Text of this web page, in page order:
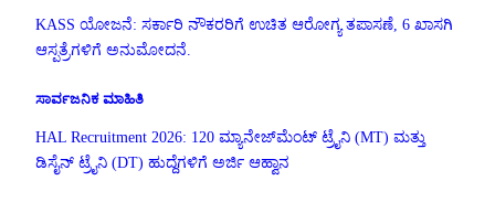
KASS ಯೋಜನೆ: ಸರ್ಕಾರಿ ನೌಕರರಿಗೆ ಉಚಿತ ಆರೋಗ್ಯ ತಪಾಸಣೆ, 6 ಖಾಸಗಿ
ಆಸ್ಪತ್ರೆಗಳಿಗೆ ಅನುಮೋದನೆ.
ಸಾರ್ವಜನಿಕ ಮಾಹಿತಿ
HAL Recruitment 2026: 120 ಮ್ಯಾನೇಜ್‌ಮೆಂಟ್ ಟ್ರೈನಿ (MT) ಮತ್ತು
ಡಿಸೈನ್ ಟ್ರೈನಿ (DT) ಹುದ್ದೆಗಳಿಗೆ ಅರ್ಜಿ ಆಹ್ವಾನ